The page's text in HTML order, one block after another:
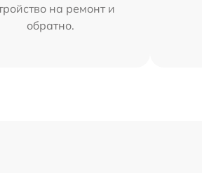
на ремонт и
обратно.